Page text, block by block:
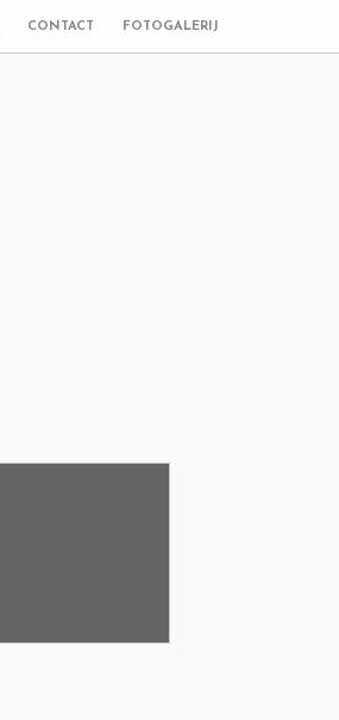
CONTACT FOTOGALERIJ